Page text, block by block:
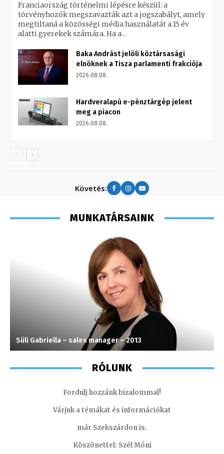
Franciaország történelmi lépésre készül: a
törvényhozók megszavazták azt a jogszabályt, amely
megtiltaná a közösségi média használatát a 15 év
alatti gyerekek számára. Ha a...
Baka Andrást jelöli köztársasági
elnöknek a Tisza parlamenti frakciója
2026.08.08.
Hardveralapú e-pénztárgép jelent
meg a piacon
2026.08.08.
Követés:
MUNKATÁRSAINK
Süli Gabriella – sales manager – 2013
RÓLUNK
Fordulj hozzánk bizalommal!
Várjuk a témákat és információkat
már Szekszárdon is.
Köszönettel: Szél Móni